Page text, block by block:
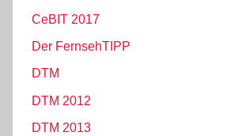
CeBIT 2017
Der FernsehTIPP
DTM
DTM 2012
DTM 2013